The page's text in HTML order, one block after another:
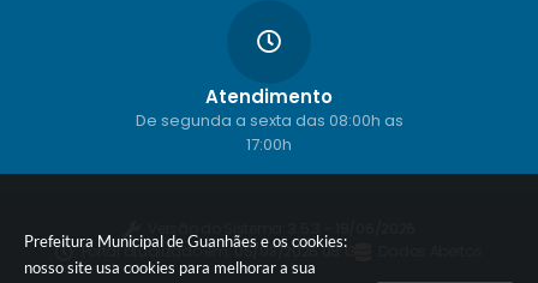
Prefeitura Municipal de Guanhães e os cookies:
nosso site usa cookies para melhorar a sua
Atendimento
De segunda a sexta das 08:00h as
17:00h
Portal atualizado em:05/08/2026 09:13